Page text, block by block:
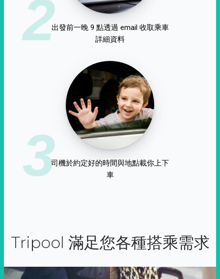
2出發前一晚 9 點透過 email 收取乘車
詳細資料
3司機於約定好的時間與地點載你上下
車
Tripool 滿足您各種搭乘需求